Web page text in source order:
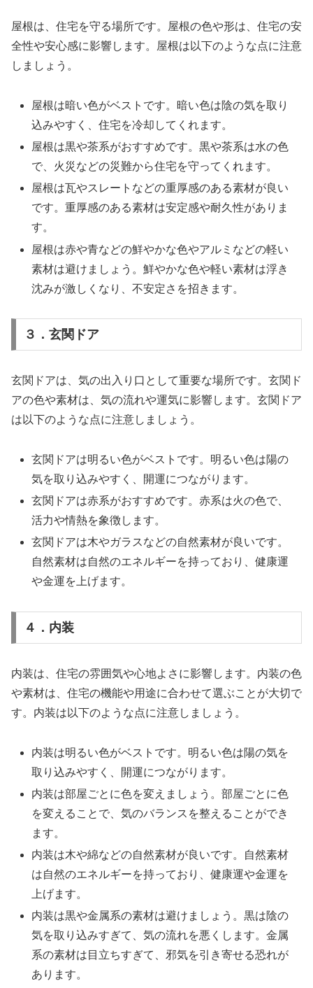
屋根は、住宅を守る場所です。屋根の色や形は、住宅の安
全性や安心感に影響します。屋根は以下のような点に注意
しましょう。
屋根は暗い色がベストです。暗い色は陰の気を取り
込みやすく、住宅を冷却してくれます。
屋根は黒や茶系がおすすめです。黒や茶系は水の色
で、火災などの災難から住宅を守ってくれます。
屋根は瓦やスレートなどの重厚感のある素材が良い
です。重厚感のある素材は安定感や耐久性がありま
す。
屋根は赤や青などの鮮やかな色やアルミなどの軽い
素材は避けましょう。鮮やかな色や軽い素材は浮き
沈みが激しくなり、不安定さを招きます。
３．玄関ドア
玄関ドアは、気の出入り口として重要な場所です。玄関ド
アの色や素材は、気の流れや運気に影響します。玄関ドア
は以下のような点に注意しましょう。
玄関ドアは明るい色がベストです。明るい色は陽の
気を取り込みやすく、開運につながります。
玄関ドアは赤系がおすすめです。赤系は火の色で、
活力や情熱を象徴します。
玄関ドアは木やガラスなどの自然素材が良いです。
自然素材は自然のエネルギーを持っており、健康運
や金運を上げます。
４．内装
内装は、住宅の雰囲気や心地よさに影響します。内装の色
や素材は、住宅の機能や用途に合わせて選ぶことが大切で
す。内装は以下のような点に注意しましょう。
内装は明るい色がベストです。明るい色は陽の気を
取り込みやすく、開運につながります。
内装は部屋ごとに色を変えましょう。部屋ごとに色
を変えることで、気のバランスを整えることができ
ます。
内装は木や綿などの自然素材が良いです。自然素材
は自然のエネルギーを持っており、健康運や金運を
上げます。
内装は黒や金属系の素材は避けましょう。黒は陰の
気を取り込みすぎて、気の流れを悪くします。金属
系の素材は目立ちすぎて、邪気を引き寄せる恐れが
あります。